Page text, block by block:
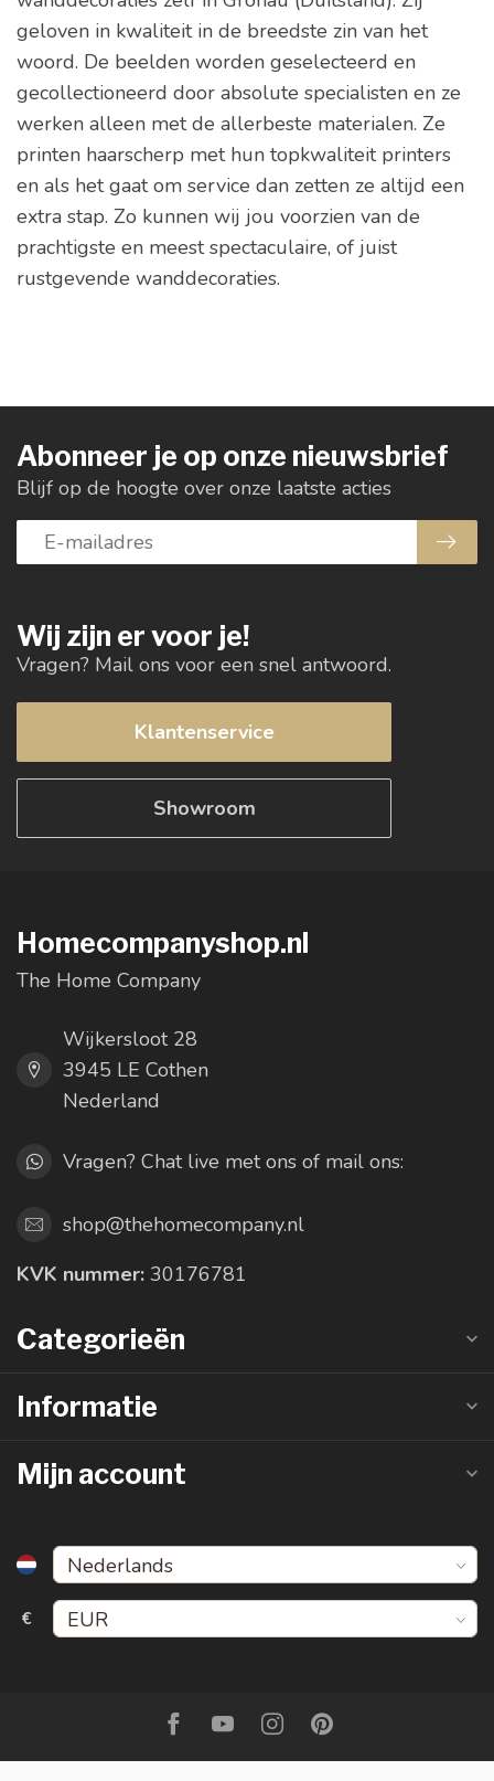
geloven in kwaliteit in de breedste zin van het
woord. De beelden worden geselecteerd en
gecollectioneerd door absolute specialisten en ze
werken alleen met de allerbeste materialen. Ze
printen haarscherp met hun topkwaliteit printers
en als het gaat om service dan zetten ze altijd een
extra stap. Zo kunnen wij jou voorzien van de
prachtigste en meest spectaculaire, of juist
rustgevende wanddecoraties.
Wij zijn er voor je!
Vragen? Mail ons voor een snel antwoord.
Klantenservice
Showroom
Abonneer je op onze nieuwsbrief
Blijf op de hoogte over onze laatste acties
Homecompanyshop.nl
The Home Company
Wijkersloot 28
3945 LE Cothen
Nederland
Vragen? Chat live met ons of mail ons:
shop@thehomecompany.nl
KVK nummer: 30176781
Categorieën
Informatie
Mijn account
€